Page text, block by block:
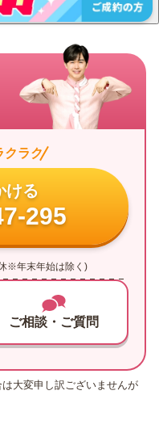
クラク
ける
295
※年末年始は除く)
ご相談・ご質問
大変申し訳ございませんが